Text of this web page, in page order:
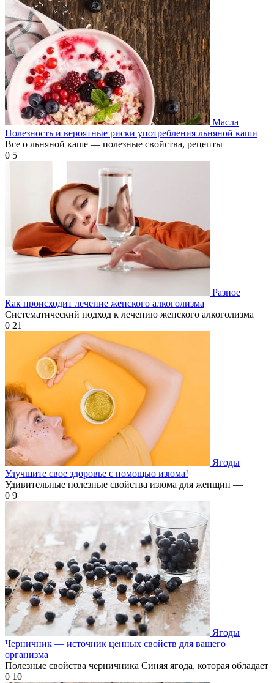
Масла
Полезность и вероятные риски употребления льняной каши
Все о льняной каше — полезные свойства, рецепты
0 5
Разное
Как происходит лечение женского алкоголизма
Систематический подход к лечению женского алкоголизма
0 21
Ягоды
Улучшите свое здоровье с помощью изюма!
Удивительные полезные свойства изюма для женщин —
0 9
Ягоды
Черничник — источник ценных свойств для вашего
организма
Полезные свойства черничника Синяя ягода, которая обладает
0 10